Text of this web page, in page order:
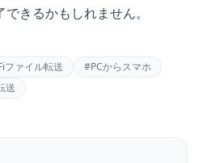
きるかもしれません。
ファイル転送 #PCからスマホ
送